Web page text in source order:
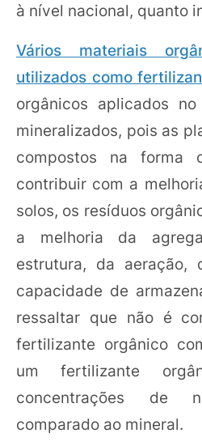
à nível nacional, quanto
Vários materiais
utilizados como
orgânicos aplicados
mineralizados, pois as
compostos na forma
contribuir com a
solos, os resíduos
a melhoria da
estrutura, da aeração,
capacidade de
ressaltar que não é
fertilizante orgânico
um fertilizante
concentrações de
comparado ao mineral.